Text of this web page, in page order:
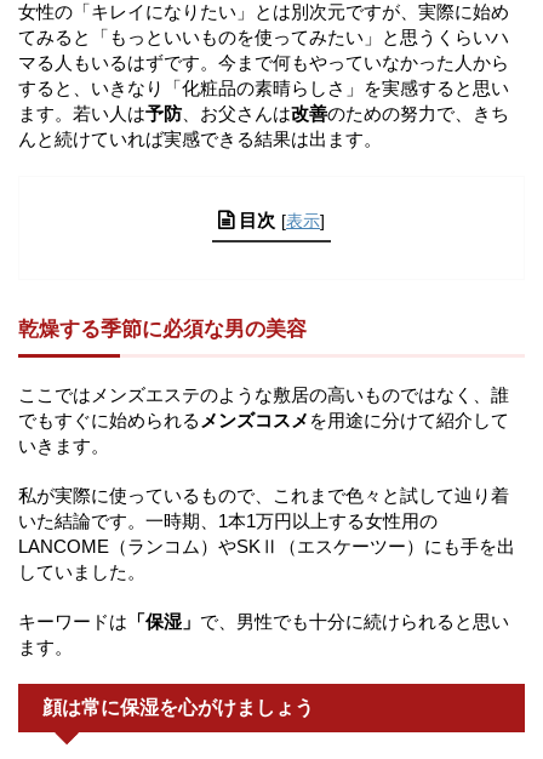
女性の「キレイになりたい」とは別次元ですが、実際に始め
てみると「もっといいものを使ってみたい」と思うくらいハ
マる人もいるはずです。今まで何もやっていなかった人から
すると、いきなり「化粧品の素晴らしさ」を実感すると思い
ます。若い人は予防、お父さんは改善のための努力で、きち
んと続けていれば実感できる結果は出ます。
目次 [表示]
乾燥する季節に必須な男の美容
ここではメンズエステのような敷居の高いものではなく、誰
でもすぐに始められるメンズコスメ を用途に分けて紹介して
いきます。
私が実際に使っているもので、これまで色々と試して辿り着
いた結論です。一時期、1本1万円以上する女性用の
LANCOME（ランコム）やSKⅡ（エスケーツー）にも手を出
していました。
キーワードは 「保湿」 で、男性でも十分に続けられると思い
ます。
顔は常に保湿を心がけましょう